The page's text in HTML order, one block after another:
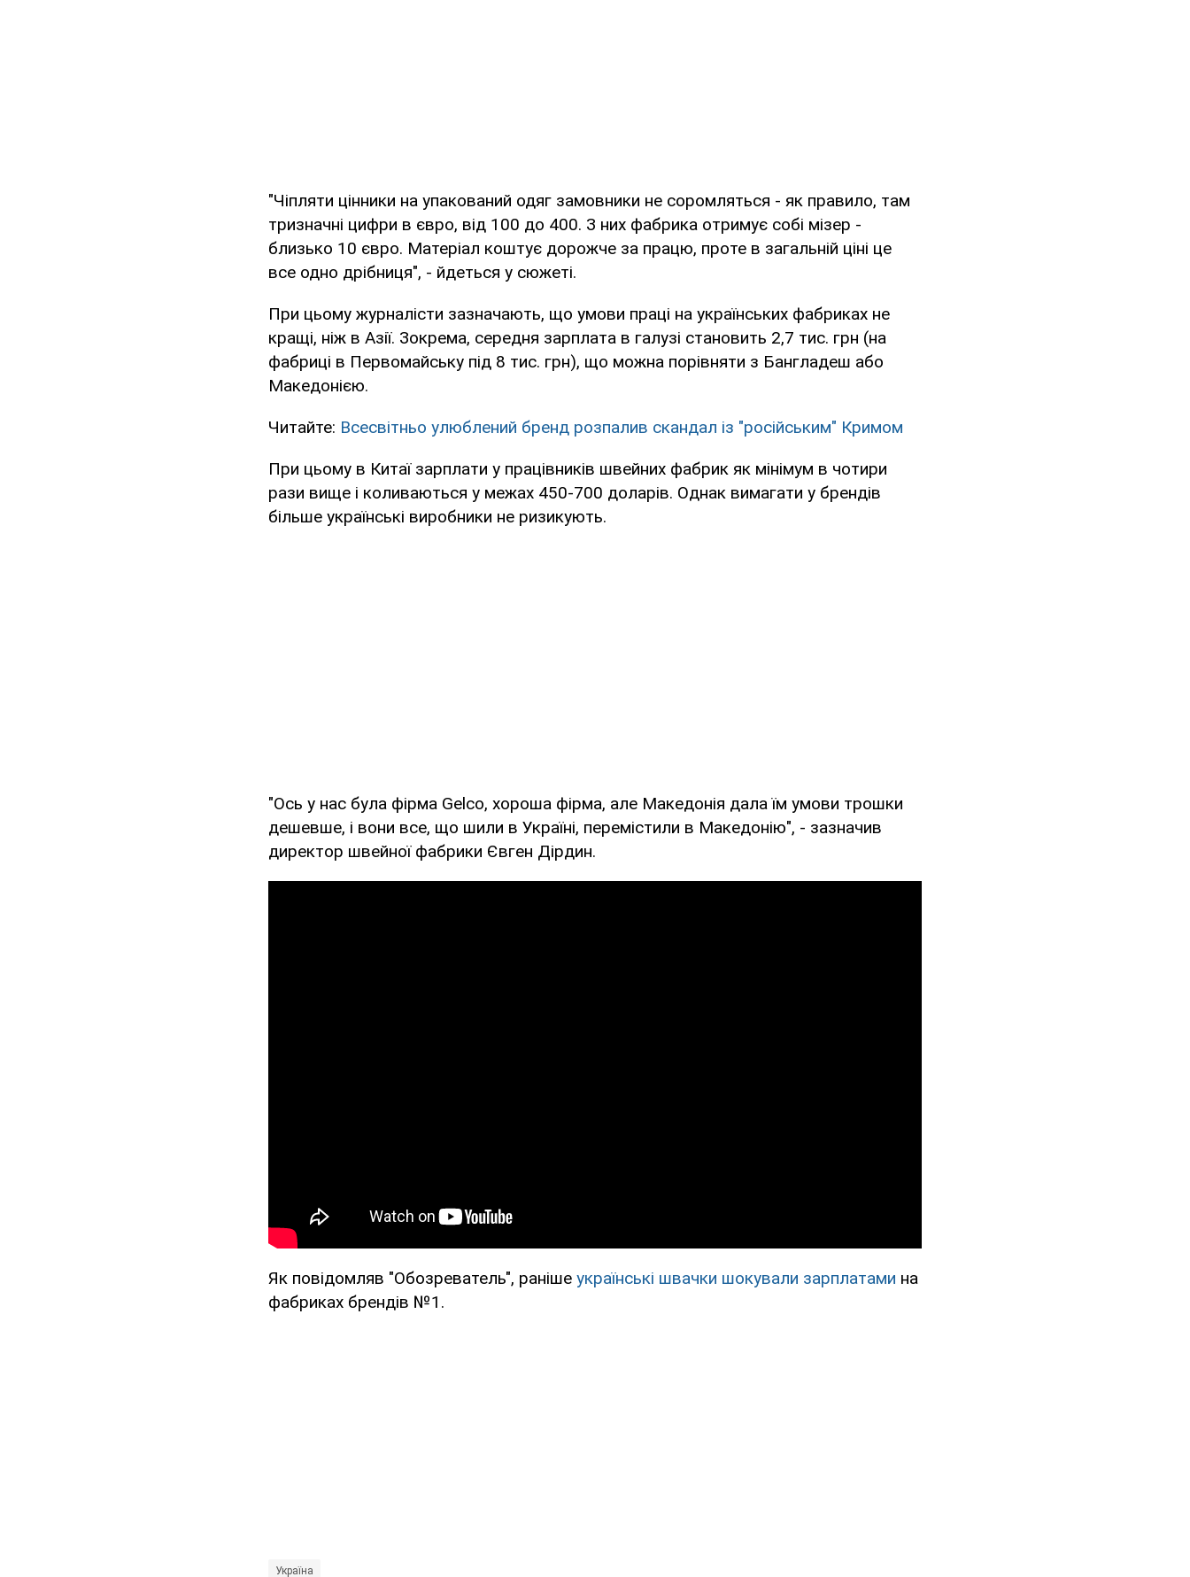
"Чіпляти цінники на упакований одяг замовники не соромляться - як правило, там
тризначні цифри в євро, від 100 до 400. З них фабрика отримує собі мізер -
близько 10 євро. Матеріал коштує дорожче за працю, проте в загальній ціні це
все одно дрібниця", - йдеться у сюжеті.
При цьому журналісти зазначають, що умови праці на українських фабриках не
кращі, ніж в Азії. Зокрема, середня зарплата в галузі становить 2,7 тис. грн (на
фабриці в Первомайську під 8 тис. грн), що можна порівняти з Бангладеш або
Македонією.
Читайте: Всесвітньо улюблений бренд розпалив скандал із "російським" Кримом
При цьому в Китаї зарплати у працівників швейних фабрик як мінімум в чотири
рази вище і коливаються у межах 450-700 доларів. Однак вимагати у брендів
більше українські виробники не ризикують.
"Ось у нас була фірма Gelco, хороша фірма, але Македонія дала їм умови трошки
дешевше, і вони все, що шили в Україні, перемістили в Македонію", - зазначив
директор швейної фабрики Євген Дірдин.
Як повідомляв "Обозреватель", раніше українські швачки шокували зарплатами на
фабриках брендів №1.
Україна